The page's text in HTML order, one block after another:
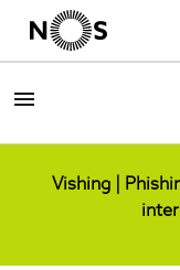
Vishing |